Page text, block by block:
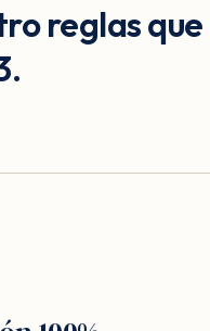
reglas que